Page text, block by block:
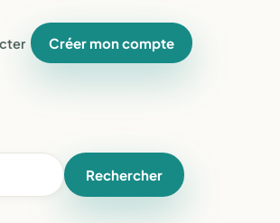
Créer mon compte
Rechercher